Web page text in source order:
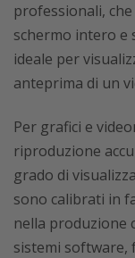
professionali,
schermo intero e
ideale per
anteprima di un
Per grafici e
riproduzione
grado di
sono calibrati in
nella produzione
sistemi software,